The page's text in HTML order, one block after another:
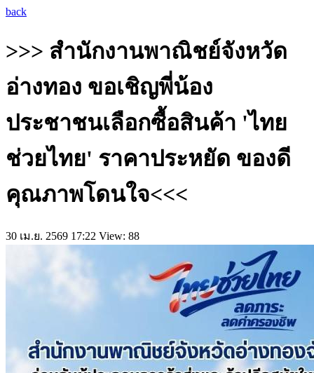
back
>>> สำนักงานพาณิชย์จังหวัด
อ่างทอง ขอเชิญพี่น้อง
ประชาชนเลือกซื้อสินค้า 'ไทย
ช่วยไทย' ราคาประหยัด ของดี
คุณภาพโดนใจ<<<
30 เม.ย. 2569 17:22 View: 88